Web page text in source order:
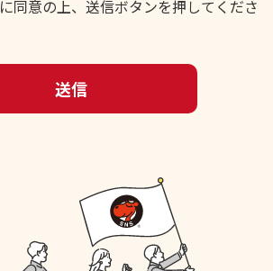
に同意の上、送信ボタンを押してくださ